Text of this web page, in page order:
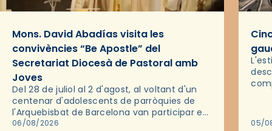
Mons. David Abadías visita les
convivències “Be Apostle” del
Secretariat Diocesà de Pastoral amb
Joves
Del 28 de juliol al 2 d'agost, al voltant d'un
centenar d'adolescents de parròquies de
l'Arquebisbat de Barcelona van participar en
les convivències Be Apostle, organitzades
06/08/2026 05/